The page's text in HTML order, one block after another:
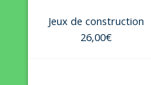
Jeux de construction
26,00€